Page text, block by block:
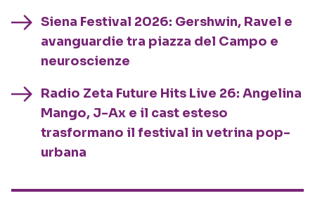
Siena Festival 2026: Gershwin, Ravel e
avanguardie tra piazza del Campo e
neuroscienze
Radio Zeta Future Hits Live 26: Angelina
Mango, J-Ax e il cast esteso
trasformano il festival in vetrina pop-
urbana